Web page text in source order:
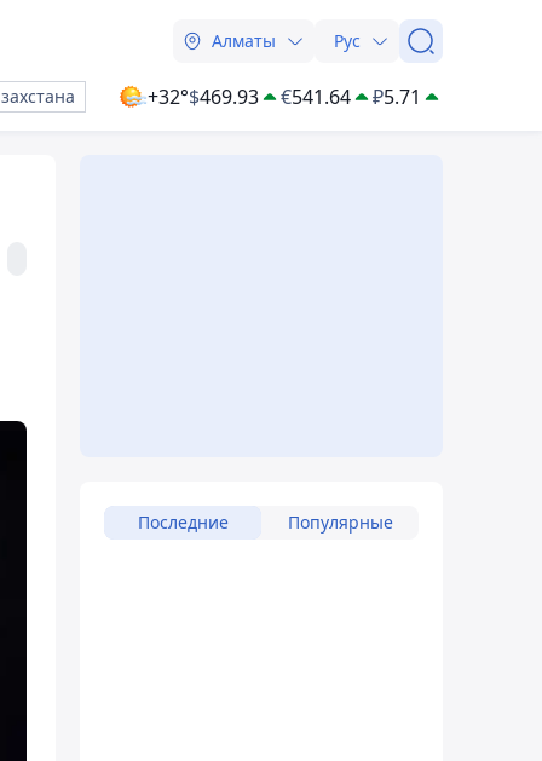
Алматы Рус
+32°$469.93 €541.64 ₽5.71
Последние Популярные